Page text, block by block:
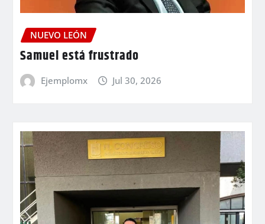
NUEVO LEÓN
Samuel está frustrado
Ejemplomx Jul 30, 2026